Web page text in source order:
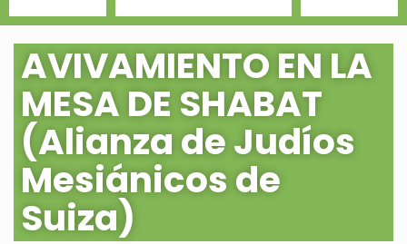
AVIVAMIENTO EN LA
MESA DE SHABAT
(Alianza de Judíos
Mesiánicos de
Suiza)